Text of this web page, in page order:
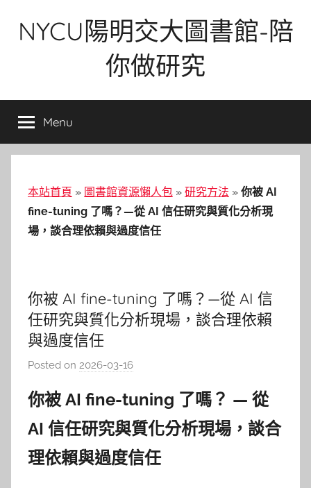
NYCU陽明交大圖書館-陪
你做研究
Menu
本站首頁 » 圖書館資源懶人包 » 研究方法 » 你被 AI
fine-tuning 了嗎？—從 AI 信任研究與質化分析現
場，談合理依賴與過度信任
你被 AI fine-tuning 了嗎？—從 AI 信
任研究與質化分析現場，談合理依賴
與過度信任
Posted on 2026-03-16
柯
文
仁
你被 AI fine-tuning 了嗎？ — 從
AI 信任研究與質化分析現場，談合
理依賴與過度信任